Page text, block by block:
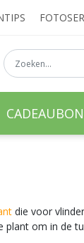
CADEAUBON
die voor
om in de